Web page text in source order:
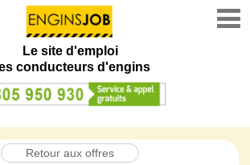
Le site d'emploi
conducteurs d'engins
Retour aux offres